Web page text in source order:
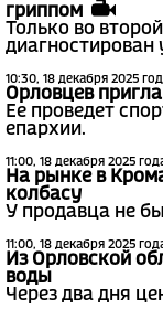
гриппом
Только во
диагностирован
10:30, 18 декабря 2025
Орловцев
Ее проведет
епархии.
11:00, 18 декабря 2025
На рынке в
колбасу
У продавца не
11:00, 18 декабря 2025
Из Орловской
воды
Через два дня